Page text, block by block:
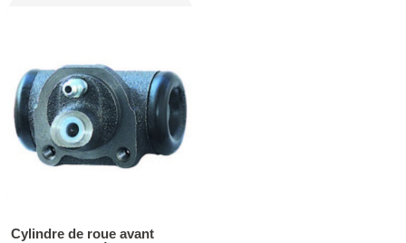
Cylindre de roue avant